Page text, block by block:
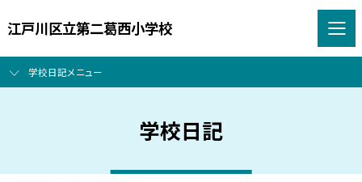
江戸川区立第二葛西小学校
学校日記メニュー
学校日記